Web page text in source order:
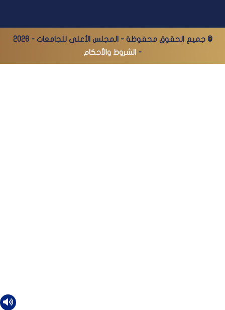
© جميع الحقوق محفوظة - المجلس الأعلى للجامعات - 2026
- الشروط والأحكام